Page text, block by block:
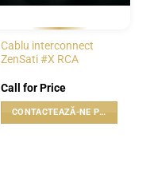
Cablu interconnect
ZenSati #X RCA
Call for Price
CONTACTEAZĂ-NE PENTRU PREȚ